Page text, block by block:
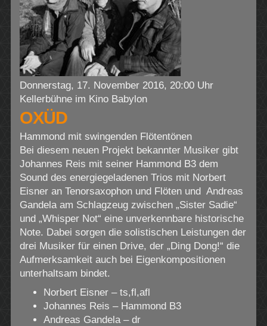
Donnerstag, 17. November 2016, 20:00 Uhr
Kellerbühne im Kino Babylon
OXÜD
Hammond mit swingenden Flötentönen
Bei diesem neuen Projekt bekannter Musiker gibt
Johannes Reis mit seiner Hammond B3 dem
Sound des energiegeladenen Trios mit Norbert
Eisner an Tenorsaxophon und Flöten und Andreas
Gandela am Schlagzeug zwischen „Sister Sadie“
und „Whisper Not“ eine unverkennbare historische
Note. Dabei sorgen die solistischen Leistungen der
drei Musiker für einen Drive, der „Ding Dong!“ die
Aufmerksamkeit auch bei Eigenkompositionen
unterhaltsam bindet.
Norbert Eisner – ts,fl,afl
Johannes Reis – Hammond B3
Andreas Gandela – dr